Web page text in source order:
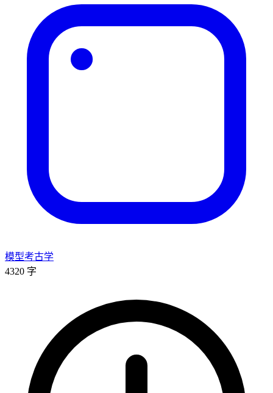
模型考古学
4320 字